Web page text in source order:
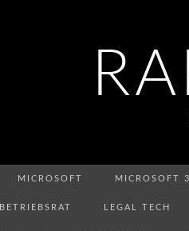
MICROSOFT MICROSOFT
BETRIEBSRAT LEGAL TECH